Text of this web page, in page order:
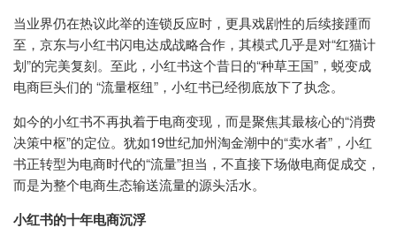
当业界仍在热议此举的连锁反应时，更具戏剧性的后续接踵而
至，京东与小红书闪电达成战略合作，其模式几乎是对“红猫计
划”的完美复刻。至此，小红书这个昔日的“种草王国”，蜕变成
电商巨头们的 “流量枢纽”，小红书已经彻底放下了执念。
如今的小红书不再执着于电商变现，而是聚焦其最核心的“消费
决策中枢”的定位。犹如19世纪加州淘金潮中的“卖水者”，小红
书正转型为电商时代的“流量”担当，不直接下场做电商促成交，
而是为整个电商生态输送流量的源头活水。
小红书的十年电商沉浮